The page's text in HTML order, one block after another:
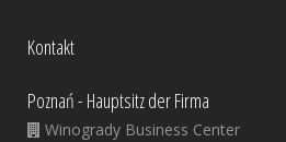
Kontakt
Poznań - Hauptsitz der Firma
Winogrady Business Center